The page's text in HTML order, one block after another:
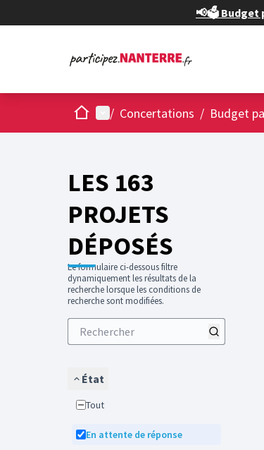
📢🗳️ Budget
AccueilMenu principal
/ Concertations / Budget
LES 163
PROJETS
DÉPOSÉS
Le formulaire ci-dessous filtre
dynamiquement les résultats de la
recherche lorsque les conditions de
recherche sont modifiées.
État
Tout
En attente de réponse